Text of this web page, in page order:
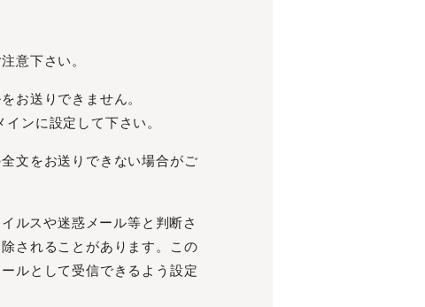
意下さい。
お送りできません。
ンに設定して下さい。
文をお送りできない場合がご
ルスや迷惑メール等と判断さ
されることがあります。この
ルとして受信できるよう設定